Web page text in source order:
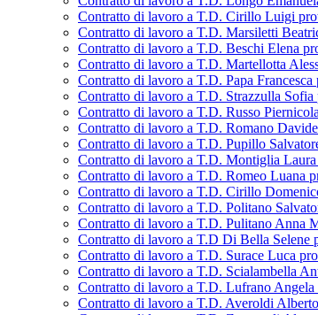
Contratto di lavoro a T.D. Cirillo Luigi
Contratto di lavoro a T.D. Marsiletti
Contratto di lavoro a T.D. Beschi Elena
Contratto di lavoro a T.D. Martellotta
Contratto di lavoro a T.D. Papa
Contratto di lavoro a T.D. Strazzulla
Contratto di lavoro a T.D. Russo
Contratto di lavoro a T.D. Romano
Contratto di lavoro a T.D. Pupillo
Contratto di lavoro a T.D. Montiglia
Contratto di lavoro a T.D. Romeo Luana
Contratto di lavoro a T.D. Cirillo
Contratto di lavoro a T.D. Politano
Contratto di lavoro a T.D. Pulitano Anna
Contratto di lavoro a T.D Di Bella Selene
Contratto di lavoro a T.D. Surace Luca
Contratto di lavoro a T.D. Scialambella
Contratto di lavoro a T.D. Lufrano
Contratto di lavoro a T.D. Averoldi